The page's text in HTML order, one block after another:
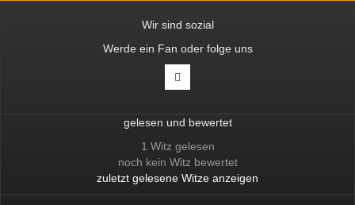
Wir sind sozial
Werde ein Fan oder folge uns
gelesen und bewertet
1 Witz gelesen
noch kein Witz bewertet
zuletzt gelesene Witze anzeigen